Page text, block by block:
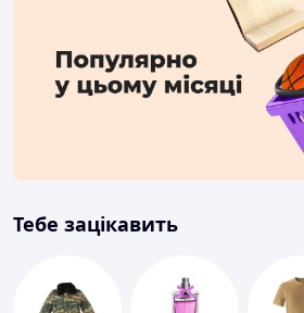
Тебе зацікавить